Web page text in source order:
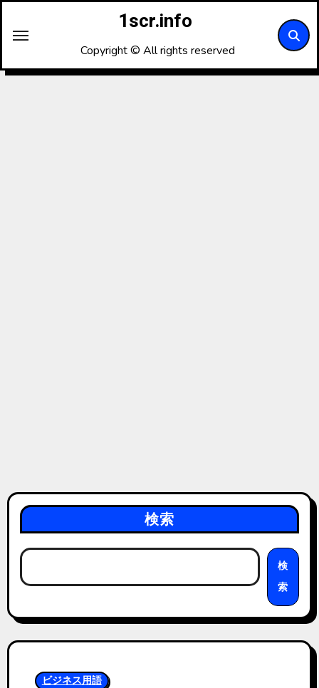
ス
1scr.info
Copyright © All rights reserved
検索
検
索
ビジネス用語